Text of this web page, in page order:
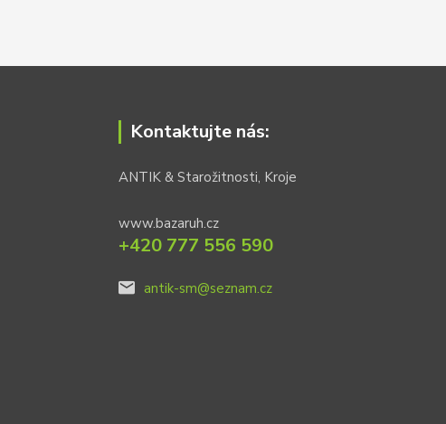
Kontaktujte nás:
ANTIK & Starožitnosti, Kroje
www.bazaruh.cz
+420 777 556 590
antik-sm@seznam.cz